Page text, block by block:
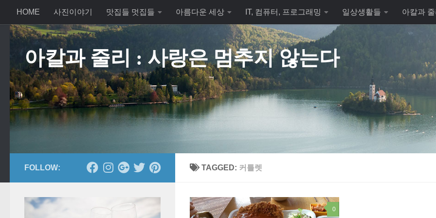
Skip to content
HOME 사진이야기 맛집들 멋집들 아름다운 세상 IT, 컴퓨터, 프로그래밍 일상생활들 아칼과
아칼과 줄리 : 사랑은 멈추지 않는다
TAGGED: 커틀렛
0
FOLLOW: